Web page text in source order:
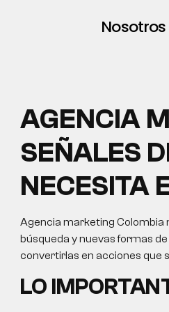
Nosotros
AGENCIA
SEÑALES
NECESITA
Agencia marketing Colombia
búsqueda y nuevas formas
convertirlas en acciones que
LO